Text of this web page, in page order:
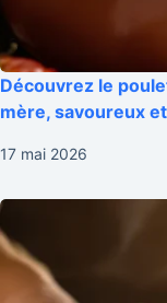
Découvrez le
mère, savoureux
17 mai 2026